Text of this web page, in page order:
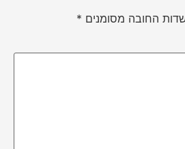
החובה מסומנים *